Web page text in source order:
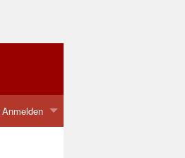
Anmelden